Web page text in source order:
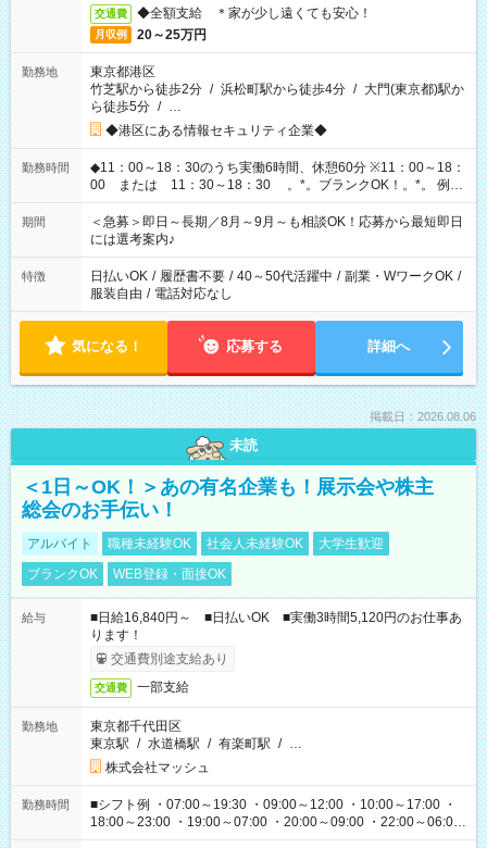
交通費 ◆全額支給 ＊家が少し遠くても安心！
月収例 20～25万円
勤務地
東京都港区
竹芝駅から徒歩2分 / 浜松町駅から徒歩4分 / 大門(東京都)駅か
ら徒歩5分 / …
◆港区にある情報セキュリティ企業◆
勤務時間
◆11：00～18：30のうち実働6時間、休憩60分 ※11：00～18：
00 または 11：30～18：30 。*。ブランクOK！。*。 例え
ば前職が、 在宅/財団法人/事務/コールセンター/受付/販売/カフェ
スタッフ スイーツ販売/ホテルフロント/化粧品販売/など 様々な
業界から入社して活躍されています♪
期間
＜急募＞即日～長期／8月～9月～も相談OK！応募から最短即日
には選考案内♪
特徴 日払いOK / 履歴書不要 / 40～50代活躍中 / 副業・WワークOK /
服装自由 / 電話対応なし
気になる！ 応募する 詳細へ
掲載日：2026.08.06
未読
＜1日～OK！＞あの有名企業も！展示会や株主
総会のお手伝い！
アルバイト 職種未経験OK 社会人未経験OK
大学生歓迎
ブランクOK
WEB登録・面接OK
給与
■日給16,840円～ ■日払いOK ■実働3時間5,120円のお仕事あ
ります！
交通費別途支給あり
交通費 一部支給
勤務地
東京都千代田区
東京駅 / 水道橋駅 / 有楽町駅 / …
株式会社マッシュ
勤務時間
■シフト例 ・07:00～19:30 ・09:00～12:00 ・10:00～17:00 ・
18:00～23:00 ・19:00～07:00 ・20:00～09:00 ・22:00～06:00
etc ★最短で3時間で5,120円のお仕事から 15時間で2万円近く稼